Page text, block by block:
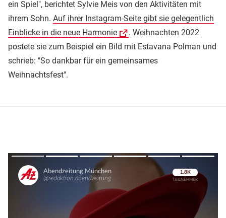
ein Spiel", berichtet Sylvie Meis von den Aktivitäten mit
ihrem Sohn. Auf ihrer Instagram-Seite gibt sie gelegentlich
Einblicke in die neue Harmonie
. Weihnachten 2022
postete sie zum Beispiel ein Bild mit Estavana Polman und
schrieb: "So dankbar für ein gemeinsames
Weihnachtsfest".
Überspringen